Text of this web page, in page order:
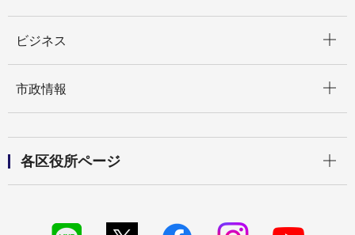
ビジネス
市政情報
各区役所ページ